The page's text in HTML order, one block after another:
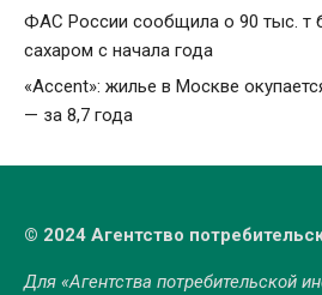
ФАС России сообщила о 90 тыс. т
сахаром с начала года
«Accent»: жилье в Москве
— за 8,7 года
© 2024 Агентство
Для «Агентства потребительской